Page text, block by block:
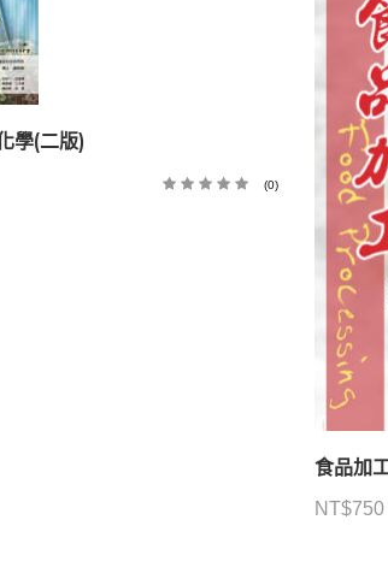
學(二版)
(0)
食品加
NT$750